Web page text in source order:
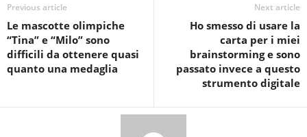
Previous article
Le mascotte olimpiche
“Tina” e “Milo” sono
difficili da ottenere quasi
quanto una medaglia
Next article
Ho smesso di usare la
carta per i miei
brainstorming e sono
passato invece a questo
strumento digitale